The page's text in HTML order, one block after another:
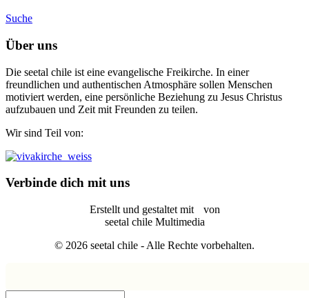
Suche
Über uns
Die seetal chile ist eine evangelische Freikirche. In einer
freundlichen und authentischen Atmosphäre sollen Menschen
motiviert werden, eine persönliche Beziehung zu Jesus Christus
aufzubauen und Zeit mit Freunden zu teilen.
Wir sind Teil von:
Verbinde dich mit uns
Erstellt und gestaltet mit
von
seetal chile Multimedia
© 2026 seetal chile - Alle Rechte vorbehalten.